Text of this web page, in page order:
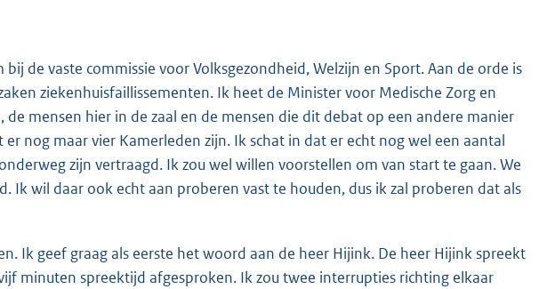
de vaste commissie voor Volksgezondheid, Welzijn en Sport. Aan de orde is
ziekenhuisfaillissementen. Ik heet de Minister voor Medische Zorg en
mensen hier in de zaal en de mensen die dit debat op een andere manier
nog maar vier Kamerleden zijn. Ik schat in dat er echt nog wel een aantal
zijn vertraagd. Ik zou wel willen voorstellen om van start te gaan. We
Ik wil daar ook echt aan proberen vast te houden, dus ik zal proberen dat als
Ik geef graag als eerste het woord aan de heer Hijink. De heer Hijink spreekt
minuten spreektijd afgesproken. Ik zou twee interrupties richting elkaar